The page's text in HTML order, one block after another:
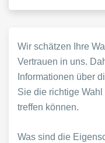
Wir schätzen Ihre
Vertrauen in uns.
Informationen über
Sie die richtige
treffen können.
Was sind die